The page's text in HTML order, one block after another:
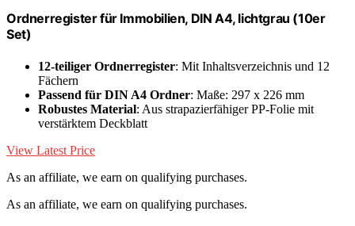
Ordnerregister für Immobilien, DIN A4, lichtgrau (10er
Set)
12-teiliger Ordnerregister: Mit Inhaltsverzeichnis und 12
Fächern
Passend für DIN A4 Ordner: Maße: 297 x 226 mm
Robustes Material: Aus strapazierfähiger PP-Folie mit
verstärktem Deckblatt
View Latest Price
As an affiliate, we earn on qualifying purchases.
As an affiliate, we earn on qualifying purchases.